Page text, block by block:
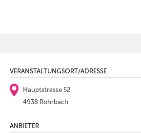
VERANSTALTUNGSORT/ADRESSE
Hauptstrasse 52
4938 Rohrbach
ANBIETER